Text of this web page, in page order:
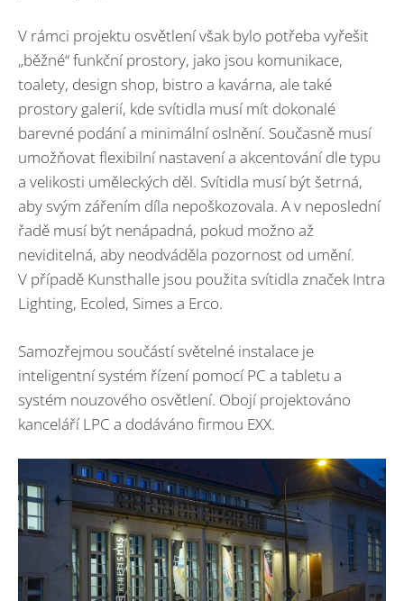
V rámci projektu osvětlení však bylo potřeba vyřešit
„běžné“ funkční prostory, jako jsou komunikace,
toalety, design shop, bistro a kavárna, ale také
prostory galerií, kde svítidla musí mít dokonalé
barevné podání a minimální oslnění. Současně musí
umožňovat flexibilní nastavení a akcentování dle typu
a velikosti uměleckých děl. Svítidla musí být šetrná,
aby svým zářením díla nepoškozovala. A v neposlední
řadě musí být nenápadná, pokud možno až
neviditelná, aby neodváděla pozornost od umění.
V případě Kunsthalle jsou použita svítidla značek Intra
Lighting, Ecoled, Simes a Erco.
Samozřejmou součástí světelné instalace je
inteligentní systém řízení pomocí PC a tabletu a
systém nouzového osvětlení. Obojí projektováno
kanceláří LPC a dodáváno firmou EXX.